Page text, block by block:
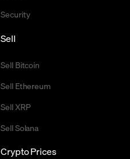
Security
Sell
Sell Bitcoin
Sell Ethereum
Sell XRP
Sell Solana
Crypto Prices